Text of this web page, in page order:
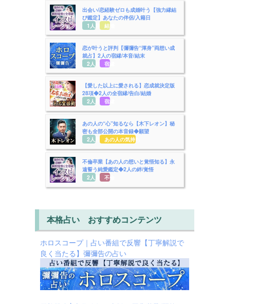
出会い/恋経験ゼロも成婚叶う【強力縁結
び鑑定】あなたの伴侶/入籍日
1人用 結婚
恋が叶うと評判【彌彌告“渾身”両想い成
就占】2人の宿縁/本音/結末
2人用 宿縁
【愛した以上に愛される】恋成就決定版
28項◆2人の全宿縁/告白/結婚
2人用
宿縁
あの人の“心”知るなら【木下レオン】秘
密も全部公開の本音録◆願望
2人用
あの人の気持ち
不倫卒業【あの人の想いと覚悟知る】永
遠誓う純愛鑑定◆2人の絆/覚悟
2人用
不倫
本格占い おすすめコンテンツ
ホロスコープ｜占い番組で反響【丁寧解説で
良く当たる】彌彌告の占い